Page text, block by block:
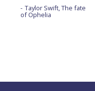
Taylor Swift, The fate
of Ophelia